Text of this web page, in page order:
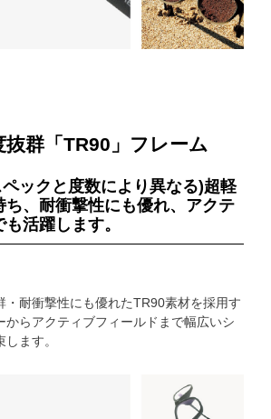
抜群「TR90」フレーム
ックと度数により異なる)超軽
ち、耐衝撃性にも優れ、アクテ
活躍します。
・耐衝撃性にも優れたTR90素材を採用す
からアクティブフィールドまで幅広いシ
ます。